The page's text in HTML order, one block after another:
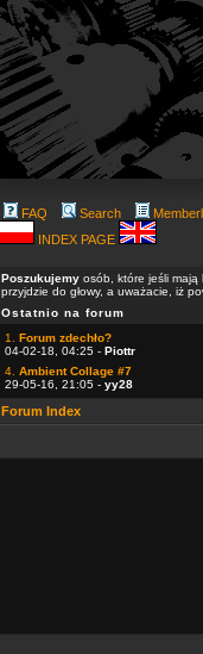
FAQ Search
INDEX PAGE
Poszukujemy osób, które jeśli mają
przyjdzie do głowy, a uważacie, iż
Ostatnio na forum
1. Forum zdechło?
04-02-18, 04:25 - Piottr
4. Ambient Collage #7
29-05-16, 21:05 - yy28
Forum Index